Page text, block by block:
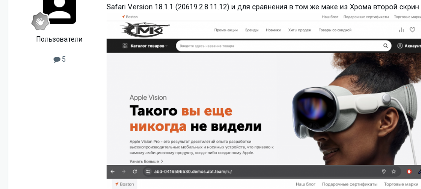
Пользователи
5
Safari Version 18.1.1 (20619.2.8.11.12) и для сравнения в том же маке из Хрома второй скрин